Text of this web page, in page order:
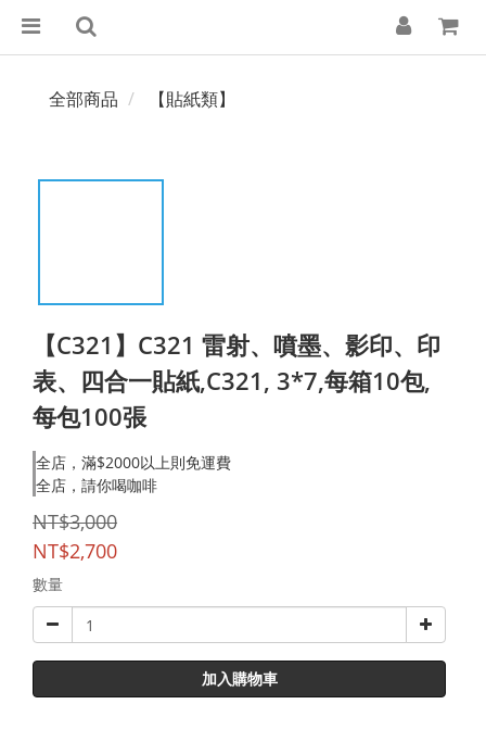
全部商品 【貼紙類】
【C321】C321 雷射、噴墨、影印、印
表、四合一貼紙,C321, 3*7,每箱10包,
每包100張
全店，滿$2000以上則免運費
全店，請你喝咖啡
NT$3,000
NT$2,700
數量
加入購物車